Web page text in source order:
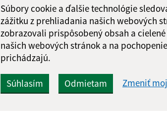
Súbory cookie a ďalšie technológie
zážitku z prehliadania našich webových
zobrazovali prispôsobený obsah a
našich webových stránok a na
prichádzajú.
Súhlasím Odmietam Zmeniť